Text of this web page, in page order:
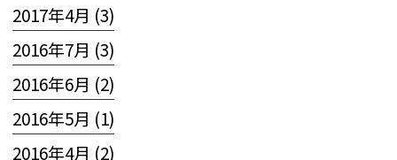
2017年4月 (3)
2016年7月 (3)
2016年6月 (2)
2016年5月 (1)
2016年4月 (2)